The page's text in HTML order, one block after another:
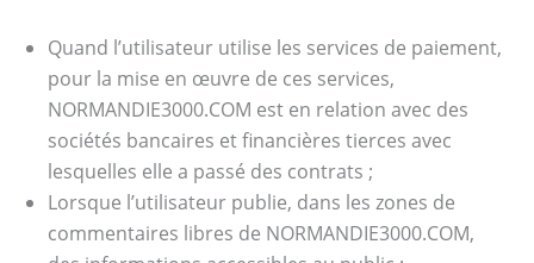
Quand l’utilisateur utilise les services de paiement,
pour la mise en œuvre de ces services,
NORMANDIE3000.COM est en relation avec des
sociétés bancaires et financières tierces avec
lesquelles elle a passé des contrats ;
Lorsque l’utilisateur publie, dans les zones de
commentaires libres de NORMANDIE3000.COM,